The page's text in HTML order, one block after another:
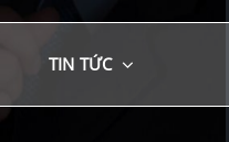
TIN TỨC